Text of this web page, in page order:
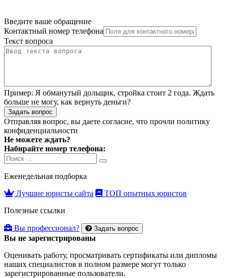
Введите ваше обращение
Контактный номер телефона
Текст вопроса
Пример: Я обманутый дольщик, стройка стоит 2 года. Ждать
больше не могу, как вернуть деньги?
Задать вопрос
Отправляя вопрос, вы даете согласие, что прочли политику
конфиденциальности
Не можете ждать?
Набирайте номер телефона:
Search
for:
Search
Еженедельная подборка
Лучшие юристы сайта
ТОП опытных юристов
Полезные ссылки
Вы профессионал? Задать вопрос
Вы не зарегистрированы
Оценивать работу, просматривать сертификаты или дипломы
наших специалистов в полном размере могут только
зарегистрированные пользователи.